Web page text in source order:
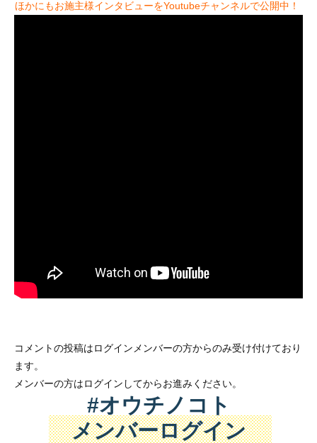
ほかにもお施主様インタビューをYoutubeチャンネルで公開中！
コメントの投稿はログインメンバーの方からのみ受け付けており
ます。
メンバーの方はログインしてからお進みください。
#オウチノコト
メンバーログイン